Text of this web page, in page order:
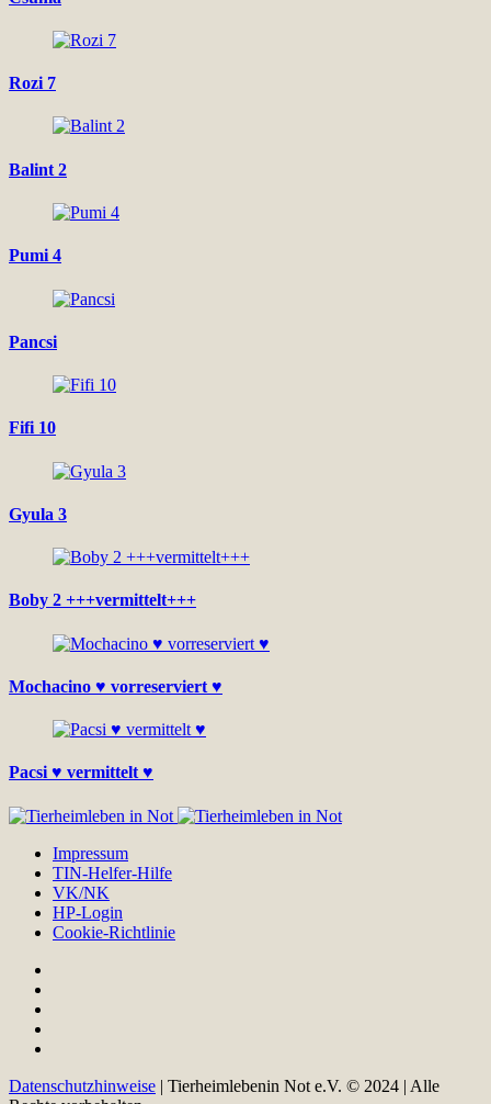
Rozi 7
Balint 2
Pumi 4
Pancsi
Fifi 10
Gyula 3
Boby 2 +++vermittelt+++
Mochacino ♥ vorreserviert ♥
Pacsi ♥ vermittelt ♥
Impressum
TIN-Helfer-Hilfe
VK/NK
HP-Login
Cookie-Richtlinie
Datenschutzhinweise | Tierheimlebenin Not e.V. © 2024 | Alle